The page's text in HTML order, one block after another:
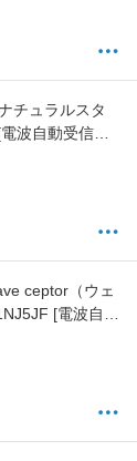
チュラルスタ
波自動受信機
ceptor（ウェ
[電波自動